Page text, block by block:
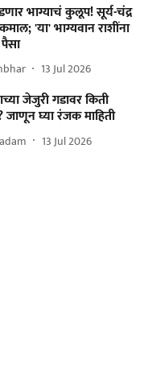
भाग्याचं कुलूप! सूर्य-चंद्र
'या' भाग्यवान राशींना
13 Jul 2026
जेजुरी गडावर किती
जाणून घ्या रंजक माहिती
13 Jul 2026